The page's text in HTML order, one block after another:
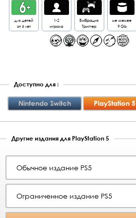
для детей
от 6 лет
1-2
игрока
Вибрация
Триггер
не менее
9 Gb
Доступно для :
Nintendo Switch PlayStation 5
Другие издания для PlayStation 5
Обычное издание PS5
Ограниченное издание PS5